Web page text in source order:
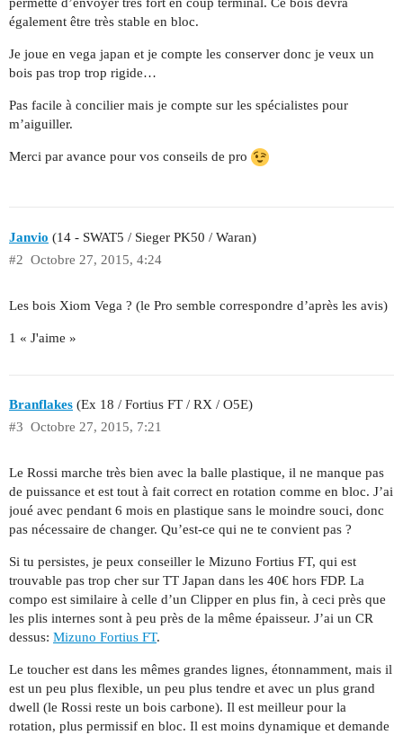
également être très stable en bloc.
Je joue en vega japan et je compte les conserver donc je veux un
bois pas trop trop rigide…
Pas facile à concilier mais je compte sur les spécialistes pour
m’aiguiller.
Merci par avance pour vos conseils de pro
Janvio (14 - SWAT5 / Sieger PK50 / Waran)
Octobre 27, 2015, 4:24
#2
Les bois Xiom Vega ? (le Pro semble correspondre d’après les avis)
1 « J'aime »
Branflakes (Ex 18 / Fortius FT / RX / O5E)
Octobre 27, 2015, 7:21
#3
Le Rossi marche très bien avec la balle plastique, il ne manque pas
de puissance et est tout à fait correct en rotation comme en bloc. J’ai
joué avec pendant 6 mois en plastique sans le moindre souci, donc
pas nécessaire de changer. Qu’est-ce qui ne te convient pas ?
Si tu persistes, je peux conseiller le Mizuno Fortius FT, qui est
trouvable pas trop cher sur TT Japan dans les 40€ hors FDP. La
compo est similaire à celle d’un Clipper en plus fin, à ceci près que
les plis internes sont à peu près de la même épaisseur. J’ai un CR
dessus: Mizuno Fortius FT.
Le toucher est dans les mêmes grandes lignes, étonnamment, mais il
est un peu plus flexible, un peu plus tendre et avec un plus grand
dwell (le Rossi reste un bois carbone). Il est meilleur pour la
rotation, plus permissif en bloc. Il est moins dynamique et demande